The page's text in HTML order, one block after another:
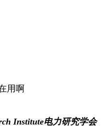
用啊
Institute电力研究学会